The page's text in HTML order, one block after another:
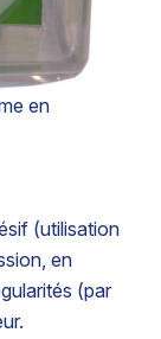
Résiste à
et +70°C.
en
(utilisation
en
(par